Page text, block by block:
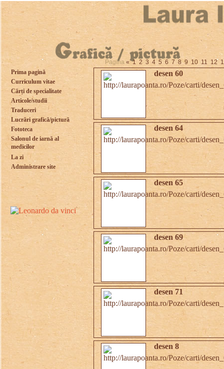
Prima pagină
Curriculum vitae
Cărți de specialitate
Articole/studii
Traduceri
Lucrări grafică/pictură
Fototeca
Salonul de iarnă al
medicilor
La zi
Administrare site
Pagina « 1 2 3 4 5 6 7 8 9 10 11 12
desen 60
desen 64
desen 65
desen 69
desen 71
desen 8